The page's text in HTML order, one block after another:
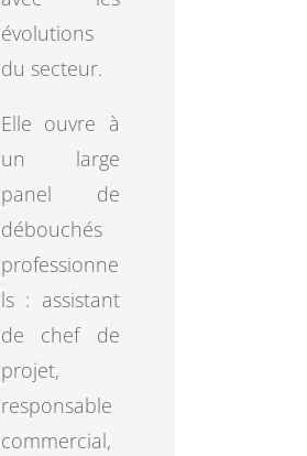
évolutions
du secteur.
Elle ouvre à
un large
panel de
débouchés
professionne
ls : assistant
de chef de
projet,
responsable
commercial,